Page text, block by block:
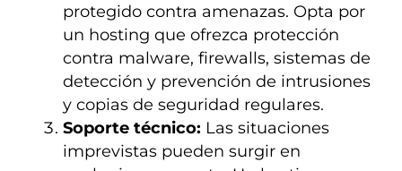
protegido contra amenazas. Opta por
un hosting que ofrezca protección
contra malware, firewalls, sistemas de
detección y prevención de intrusiones
y copias de seguridad regulares.
Soporte técnico: Las situaciones
imprevistas pueden surgir en